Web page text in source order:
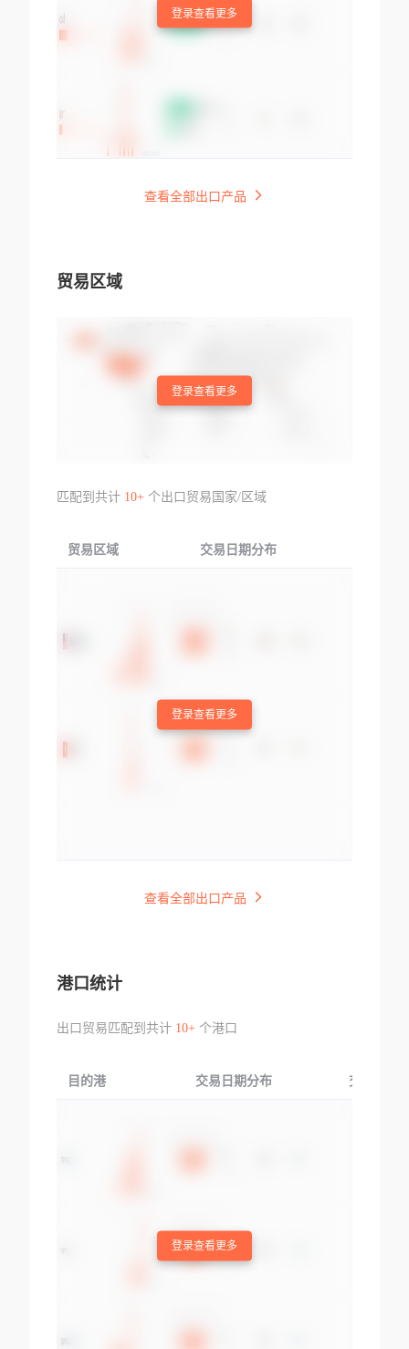
登录查看更多
查看全部出口产品
贸易区域
登录查看更多
匹配到共计 10+个出口贸易国家/区域
贸易区域 交易日期分布
登录查看更多
查看全部出口产品
港口统计
出口贸易匹配到共计 10+个港口
目的港 交易日期分布 交易产品
登录查看更多